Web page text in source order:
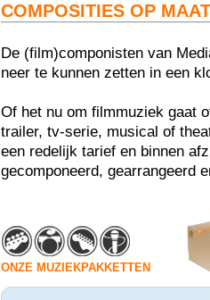
COMPOSITIES OP MAAT
De (film)componisten van
neer te kunnen zetten in een
Of het nu om filmmuziek gaat
trailer, tv-serie, musical of
een redelijk tarief en binnen
gecomponeerd, gearrangeerd
ONZE MUZIEKPAKKETTEN